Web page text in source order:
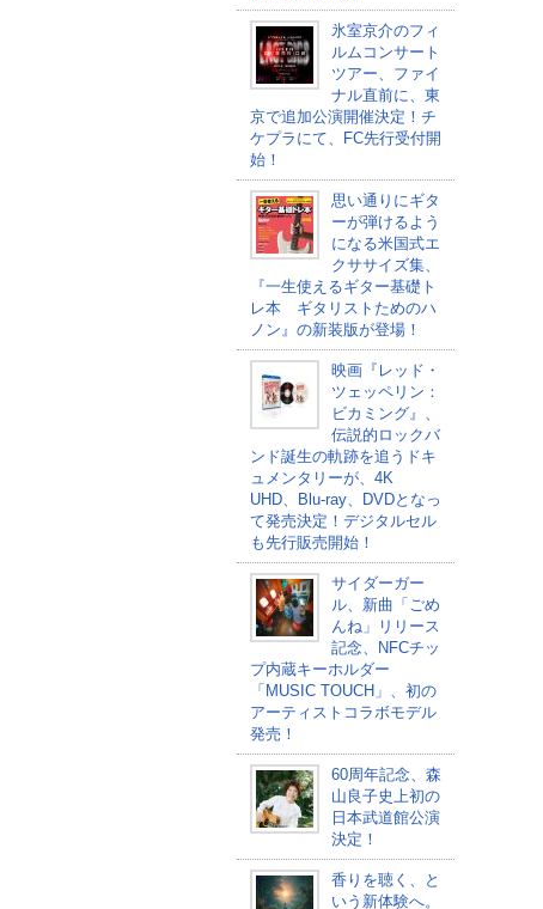
氷室京介のフィ
ルムコンサート
ツアー、ファイ
ナル直前に、東
京で追加公演開催決定！チ
ケプラにて、FC先行受付開
始！
思い通りにギタ
ーが弾けるよう
になる米国式エ
クササイズ集、
『一生使えるギター基礎ト
レ本 ギタリストためのハ
ノン』の新装版が登場！
映画『レッド・
ツェッペリン：
ビカミング』、
伝説的ロックバ
ンド誕生の軌跡を追うドキ
ュメンタリーが、4K
UHD、Blu-ray、DVDとなっ
て発売決定！デジタルセル
も先行販売開始！
サイダーガー
ル、新曲「ごめ
んね」リリース
記念、NFCチッ
プ内蔵キーホルダー
「MUSIC TOUCH」、初の
アーティストコラボモデル
発売！
60周年記念、森
山良子史上初の
日本武道館公演
決定！
香りを聴く、と
いう新体験へ。